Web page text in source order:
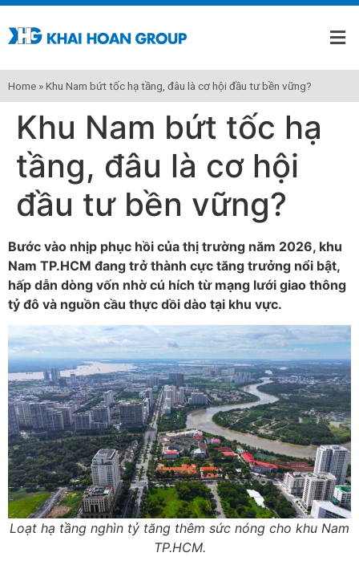
Home »Khu Nam bứt tốc hạ tầng, đâu là cơ hội đầu tư bền vững?
Khu Nam bứt tốc hạ
tầng, đâu là cơ hội
đầu tư bền vững?
Bước vào nhịp phục hồi của thị trường năm 2026, khu
Nam TP.HCM đang trở thành cực tăng trưởng nổi bật,
hấp dẫn dòng vốn nhờ cú hích từ mạng lưới giao thông
tỷ đô và nguồn cầu thực dồi dào tại khu vực.
Loạt hạ tầng nghìn tỷ tăng thêm sức nóng cho khu Nam
TP.HCM.